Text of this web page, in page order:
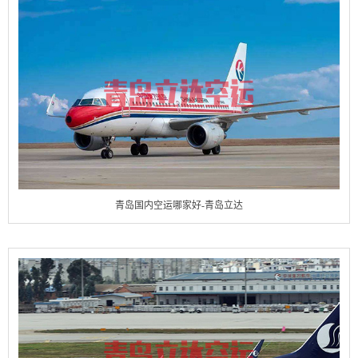
青岛国内空运哪家好-青岛立达